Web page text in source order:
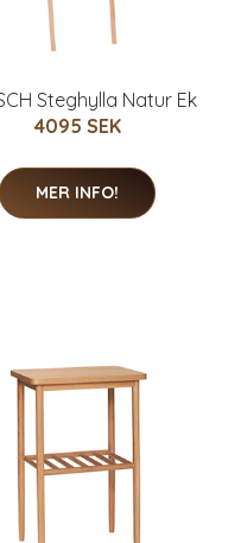
Steghylla Natur Ek
4095 SEK
MER INFO!